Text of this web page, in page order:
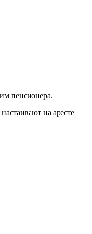
пенсионера.
на аресте